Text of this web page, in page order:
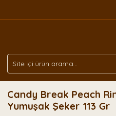
Candy Break Peach
Yumuşak Şeker 113 Gr